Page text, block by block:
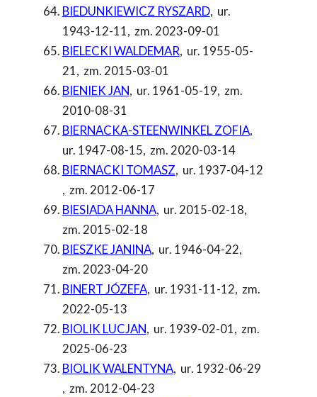
BIEDUNKIEWICZ RYSZARD, ur.
1943-12-11, zm. 2023-09-01
BIELECKI WALDEMAR, ur. 1955-05-
21, zm. 2015-03-01
BIENIEK JAN, ur. 1961-05-19, zm.
2010-08-31
BIERNACKA-STEENWINKEL ZOFIA,
ur. 1947-08-15, zm. 2020-03-14
BIERNACKI TOMASZ, ur. 1937-04-12
, zm. 2012-06-17
BIESIADA HANNA, ur. 2015-02-18,
zm. 2015-02-18
BIESZKE JANINA, ur. 1946-04-22,
zm. 2023-04-20
BINERT JÓZEFA, ur. 1931-11-12, zm.
2022-05-13
BIOLIK LUCJAN, ur. 1939-02-01, zm.
2025-06-23
BIOLIK WALENTYNA, ur. 1932-06-29
, zm. 2012-04-23